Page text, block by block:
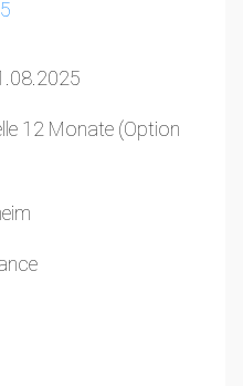
12 Monate (Option